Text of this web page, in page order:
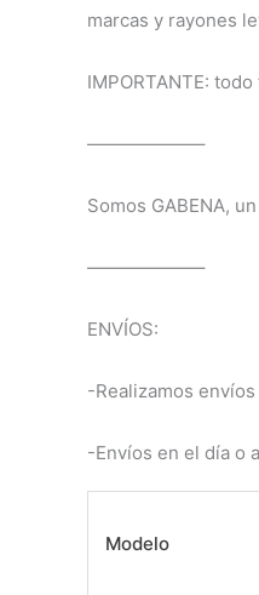
marcas y rayones
IMPORTANTE:
——————–
Somos GABENA,
——————–
ENVÍOS:
-Realizamos
-Envíos en el día o
Modelo